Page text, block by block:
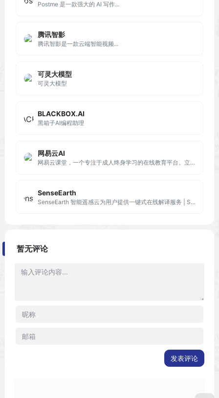
Postme 是一款强大的 AI 写作...
腾讯智影
腾讯智影是一款云端智能视频...
可灵大模型
可灵大模型
BLACKBOX.AI
黑箱子AI编程助理
网易云AI
网易云课堂，一个专注于成人终身学习的在线教育平台。立足于实用性的要求, 与优质的教育内容创作者一起，为您提供全面、有效的在线学习内容。
SenseEarth
SenseEarth 智能遥感云为用户提供一键式在线解译服务 | SenseEarth makes spatial analysis at your fingertips
暂无评论
发表评论